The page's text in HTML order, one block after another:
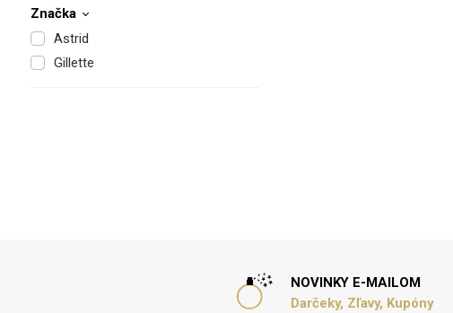
Značka
Astrid
Gillette
NOVINKY E-MAILOM
Darčeky, Zľavy, Kupóny